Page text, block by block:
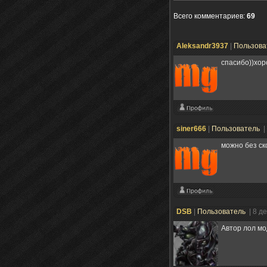
Всего комментариев: 69
Aleksandr3937
siner666 Пользователь
можно без
DSB Пользователь
| 8
Автор лол